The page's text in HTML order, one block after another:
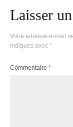
Laisser
Votre adresse e-mail
indiqués avec *
Commentaire *